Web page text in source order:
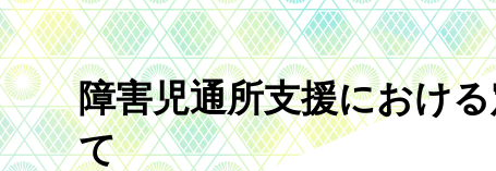
障害児通所支援におけ
て